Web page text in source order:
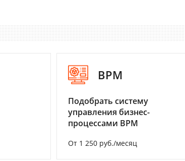
BPM
Подобрать систему
управления бизнес-
процессами BPM
От 1 250 руб./месяц